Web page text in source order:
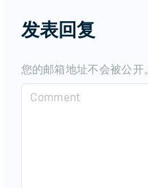
发表回复
您的邮箱地址不会被公开。